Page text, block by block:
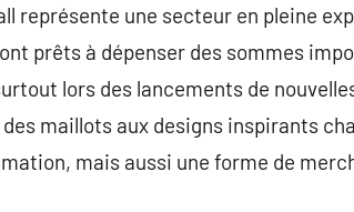
représente une secteur en pleine
prêts à dépenser des sommes
lors des lancements de
maillots aux designs inspirants
mais aussi une forme de